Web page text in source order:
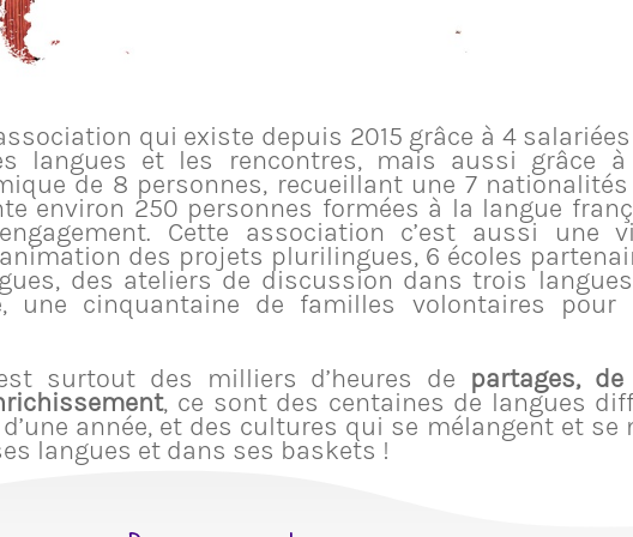
qui existe depuis 2015 grâce à 4
langues et les rencontres, mais aussi grâce
de 8 personnes, recueillant une 7
environ 250 personnes formées à la langue
Cette association c’est aussi une
des projets plurilingues, 6 écoles
des ateliers de discussion dans trois
une cinquantaine de familles volontaires pour
surtout des milliers d’heures de partages,
, ce sont des centaines de langues
année, et des cultures qui se mélangent et
langues et dans ses baskets !